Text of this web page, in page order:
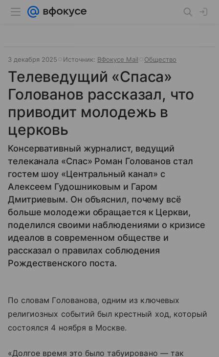
3 декабря 2025 Источник: ВФокусе Mail Общество
Телеведущий «Спаса»
Голованов рассказал, что
приводит молодежь в
церковь
Консервативный журналист, ведущий
телеканала «Спас» Роман Голованов стал
гостем шоу «Центральный канал» с
Алексеем Гудошниковым и Гаром
Дмитриевым. Он объяснил, почему всё
больше молодежи обращается к Церкви,
поделился своими наблюдениями о кризисе
идеалов в современном обществе и
рассказал о правилах соблюдения
Рождественского поста.
По словам Голованова, одним из ключевых
религиозных событий был крестный ход, который
состоялся 4 ноября в Москве.
«Долгое время это было табуировано — так